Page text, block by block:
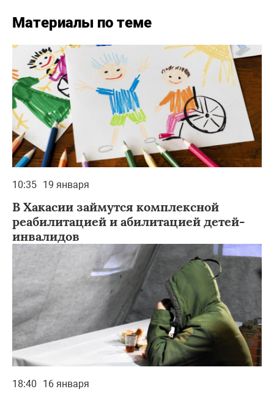
Материалы по теме
10:35 19 января
В Хакасии займутся комплексной
реабилитацией и абилитацией детей-
инвалидов
18:40 16 января